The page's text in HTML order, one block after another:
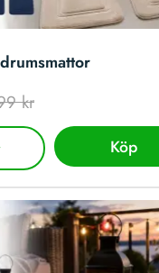
kr
Köp